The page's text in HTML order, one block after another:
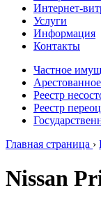
Интернет-
Услуги
Информация
Контакты
Частное
Реестр
Реестр
Главная страница ›
Nissan